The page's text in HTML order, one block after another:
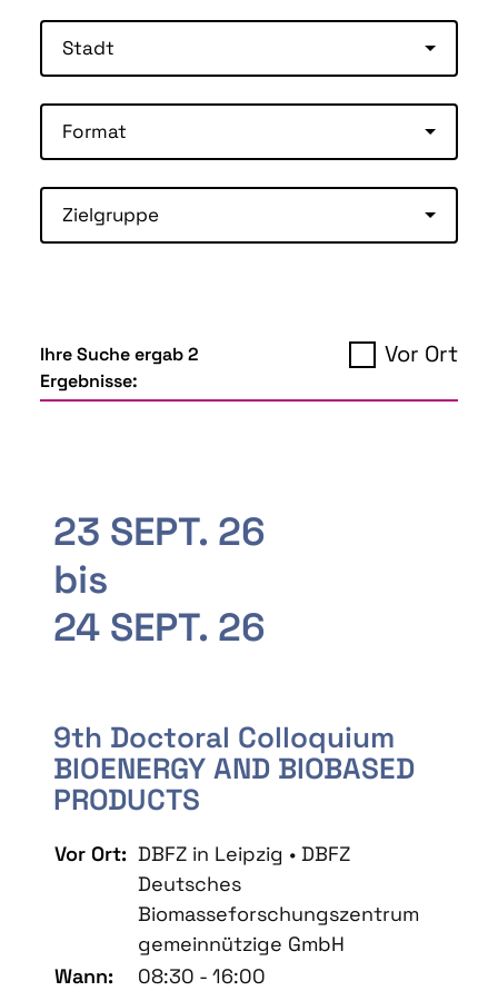
Stadt
Format
Zielgruppe
Ihre Suche ergab 2
Ergebnisse:
Vor Ort
23 SEPT. 26
bis
24 SEPT. 26
9th Doctoral Colloquium
BIOENERGY AND BIOBASED
PRODUCTS
Vor Ort: DBFZ in Leipzig • DBFZ
Deutsches
Biomasseforschungszentrum
gemeinnützige GmbH
Wann:
08:30 - 16:00